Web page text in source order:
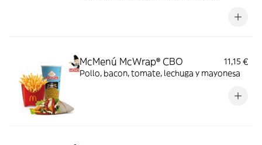
McMenú McWrap® CBO
11,15 €
Pollo, bacon, tomate, lechuga y mayonesa